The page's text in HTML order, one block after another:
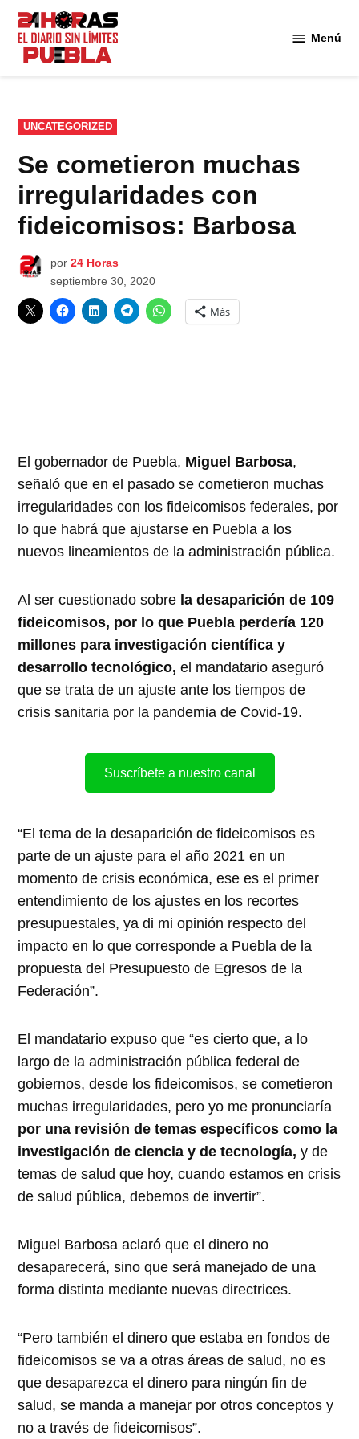
Saltar
contenido
Menú
PUBLICADO
EN
UNCATEGORIZED
Se cometieron muchas
irregularidades con
fideicomisos: Barbosa
por 24 Horas
septiembre 30, 2020
Más
El gobernador de Puebla, Miguel Barbosa,
señaló que en el pasado se cometieron muchas
irregularidades con los fideicomisos federales, por
lo que habrá que ajustarse en Puebla a los
nuevos lineamientos de la administración pública.
Al ser cuestionado sobre la desaparición de 109
fideicomisos, por lo que Puebla perdería 120
millones para investigación científica y
desarrollo tecnológico, el mandatario aseguró
que se trata de un ajuste ante los tiempos de
crisis sanitaria por la pandemia de Covid-19.
Suscríbete a nuestro canal
“El tema de la desaparición de fideicomisos es
parte de un ajuste para el año 2021 en un
momento de crisis económica, ese es el primer
entendimiento de los ajustes en los recortes
presupuestales, ya di mi opinión respecto del
impacto en lo que corresponde a Puebla de la
propuesta del Presupuesto de Egresos de la
Federación”.
El mandatario expuso que “es cierto que, a lo
largo de la administración pública federal de
gobiernos, desde los fideicomisos, se cometieron
muchas irregularidades, pero yo me pronunciaría
por una revisión de temas específicos como la
investigación de ciencia y de tecnología, y de
temas de salud que hoy, cuando estamos en crisis
de salud pública, debemos de invertir”.
Miguel Barbosa aclaró que el dinero no
desaparecerá, sino que será manejado de una
forma distinta mediante nuevas directrices.
“Pero también el dinero que estaba en fondos de
fideicomisos se va a otras áreas de salud, no es
que desaparezca el dinero para ningún fin de
salud, se manda a manejar por otros conceptos y
no a través de fideicomisos”.